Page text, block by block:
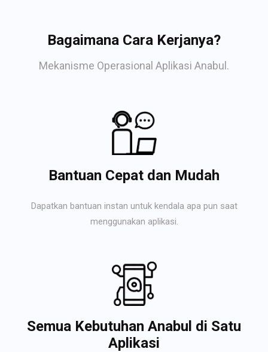
Bagaimana Cara Kerjanya?
Mekanisme Operasional Aplikasi Anabul.
Bantuan Cepat dan Mudah
Dapatkan bantuan instan untuk kendala apa pun saat
menggunakan aplikasi.
Semua Kebutuhan Anabul di Satu
Aplikasi